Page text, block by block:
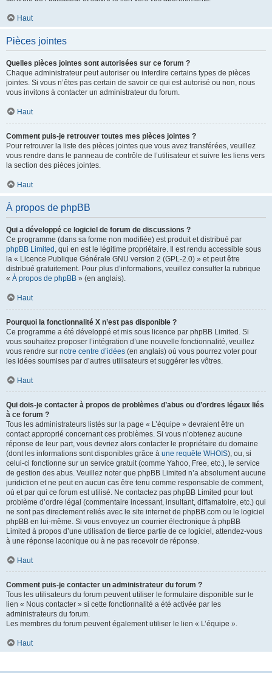
Haut
Pièces jointes
Quelles pièces jointes sont autorisées sur ce forum ?
Chaque administrateur peut autoriser ou interdire certains types de pièces
jointes. Si vous n’êtes pas certain de savoir ce qui est autorisé ou non, nous
vous invitons à contacter un administrateur du forum.
Haut
Comment puis-je retrouver toutes mes pièces jointes ?
Pour retrouver la liste des pièces jointes que vous avez transférées, veuillez
vous rendre dans le panneau de contrôle de l’utilisateur et suivre les liens vers
la section des pièces jointes.
Haut
À propos de phpBB
Qui a développé ce logiciel de forum de discussions ?
Ce programme (dans sa forme non modifiée) est produit et distribué par
phpBB Limited , qui en est le légitime propriétaire. Il est rendu accessible sous
la « Licence Publique Générale GNU version 2 (GPL-2.0) » et peut être
distribué gratuitement. Pour plus d’informations, veuillez consulter la rubrique
« À propos de phpBB » (en anglais).
Haut
Pourquoi la fonctionnalité X n’est pas disponible ?
Ce programme a été développé et mis sous licence par phpBB Limited. Si
vous souhaitez proposer l’intégration d’une nouvelle fonctionnalité, veuillez
vous rendre sur notre centre d’idées (en anglais) où vous pourrez voter pour
les idées soumises par d’autres utilisateurs et suggérer les vôtres.
Haut
Qui dois-je contacter à propos de problèmes d’abus ou d’ordres légaux liés
à ce forum ?
Tous les administrateurs listés sur la page « L’équipe » devraient être un
contact approprié concernant ces problèmes. Si vous n’obtenez aucune
réponse de leur part, vous devriez alors contacter le propriétaire du domaine
(dont les informations sont disponibles grâce à une requête WHOIS), ou, si
celui-ci fonctionne sur un service gratuit (comme Yahoo, Free, etc.), le service
de gestion des abus. Veuillez noter que phpBB Limited n’a absolument aucune
juridiction et ne peut en aucun cas être tenu comme responsable de comment,
où et par qui ce forum est utilisé. Ne contactez pas phpBB Limited pour tout
problème d’ordre légal (commentaire incessant, insultant, diffamatoire, etc.) qui
ne sont pas directement reliés avec le site internet de phpBB.com ou le logiciel
phpBB en lui-même. Si vous envoyez un courrier électronique à phpBB
Limited à propos d’une utilisation de tierce partie de ce logiciel, attendez-vous
à une réponse laconique ou à ne pas recevoir de réponse.
Haut
Comment puis-je contacter un administrateur du forum ?
Tous les utilisateurs du forum peuvent utiliser le formulaire disponible sur le
lien « Nous contacter » si cette fonctionnalité a été activée par les
administrateurs du forum.
Les membres du forum peuvent également utiliser le lien « L’équipe ».
Haut